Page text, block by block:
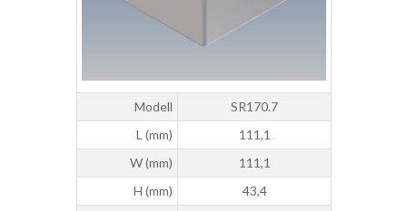
Modell
SR170.7
L (mm)
111,1
W (mm)
111,1
H (mm)
43,4